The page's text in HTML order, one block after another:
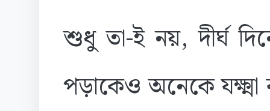
শুধু তা-ই নয়, দীর্ঘ
পড়াকেও অনেকে